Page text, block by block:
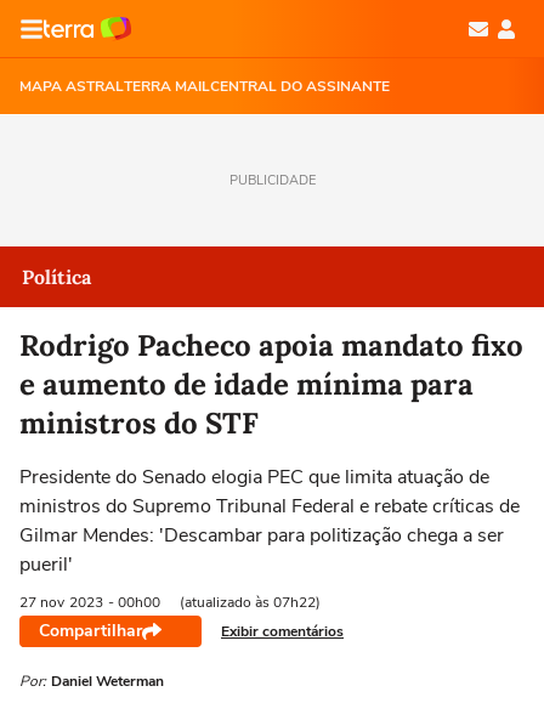
MAPA ASTRALTERRA MAILCENTRAL DO ASSINANTE
PUBLICIDADE
Política
Rodrigo Pacheco apoia mandato fixo
e aumento de idade mínima para
ministros do STF
Presidente do Senado elogia PEC que limita atuação de
ministros do Supremo Tribunal Federal e rebate críticas de
Gilmar Mendes: 'Descambar para politização chega a ser
pueril'
27 nov 2023 - 00h00 (atualizado às 07h22)
Compartilhar Exibir comentários
Por: Daniel Weterman